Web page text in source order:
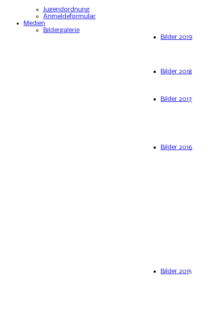
Jugendordnung
Anmeldeformular
Medien
Bildergalerie
Bilder 2019
Bilder 2018
Bilder 2017
Bilder 2016
Bilder 2015